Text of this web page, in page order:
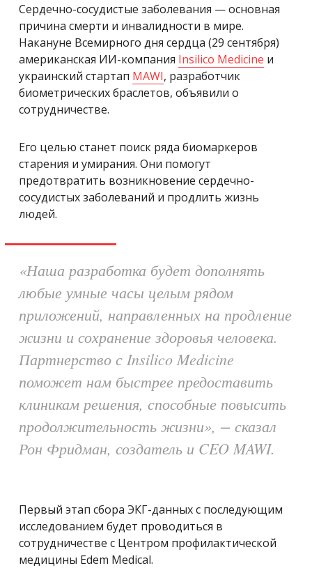
Сердечно-сосудистые заболевания — основная
причина смерти и инвалидности в мире.
Накануне Всемирного дня сердца (29 сентября)
американская ИИ-компания Insilico Medicine и
украинский стартап MAWI, разработчик
биометрических браслетов, объявили о
сотрудничестве.
Его целью станет поиск ряда биомаркеров
старения и умирания. Они помогут
предотвратить возникновение сердечно-
сосудистых заболеваний и продлить жизнь
людей.
«Наша разработка будет дополнять
любые умные часы целым рядом
приложений, направленных на продление
жизни и сохранение здоровья человека.
Партнерство с Insilico Medicine
поможет нам быстрее предоставить
клиникам решения, способные повысить
продолжительность жизни», − сказал
Рон Фридман, создатель и CEO MAWI.
Первый этап сбора ЭКГ-данных с последующим
исследованием будет проводиться в
сотрудничестве с Центром профилактической
медицины Edem Medical.